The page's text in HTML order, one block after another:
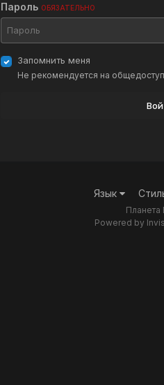
Пароль ОБЯЗАТЕЛЬНО
Запомнить меня
Не рекомендуется на
Язык
Планета
Powered by